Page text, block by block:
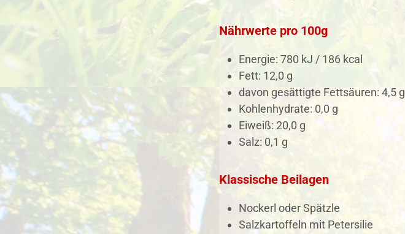
Nährwerte pro 100g
Energie: 780 kJ / 186 kcal
Fett: 12,0 g
davon gesättigte Fettsäuren: 4,5 g
Kohlenhydrate: 0,0 g
Eiweiß: 20,0 g
Salz: 0,1 g
Klassische Beilagen
Nockerl oder Spätzle
Salzkartoffeln mit Petersilie